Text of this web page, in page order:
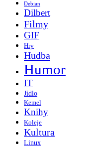
Debian
Dilbert
Filmy
GIF
Hry
Hudba
Humor
IT
Jídlo
Kemel
Knihy
Koleje
Kultura
Linux